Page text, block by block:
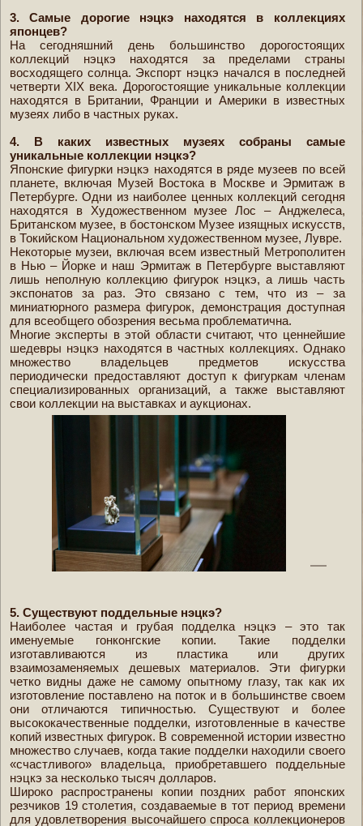
3. Самые дорогие нэцкэ находятся в коллекциях
японцев?
На сегодняшний день большинство дорогостоящих
коллекций нэцкэ находятся за пределами страны
восходящего солнца. Экспорт нэцкэ начался в последней
четверти XIX века. Дорогостоящие уникальные коллекции
находятся в Британии, Франции и Америки в известных
музеях либо в частных руках.
4. В каких известных музеях собраны самые
уникальные коллекции нэцкэ?
Японские фигурки нэцкэ находятся в ряде музеев по всей
планете, включая Музей Востока в Москве и Эрмитаж в
Петербурге. Одни из наиболее ценных коллекций сегодня
находятся в Художественном музее Лос – Анджелеса,
Британском музее, в бостонском Музее изящных искусств,
в Токийском Национальном художественном музее, Лувре.
Некоторые музеи, включая всем известный Метрополитен
в Нью – Йорке и наш Эрмитаж в Петербурге выставляют
лишь неполную коллекцию фигурок нэцкэ, а лишь часть
экспонатов за раз. Это связано с тем, что из – за
миниатюрного размера фигурок, демонстрация доступная
для всеобщего обозрения весьма проблематична.
Многие эксперты в этой области считают, что ценнейшие
шедевры нэцкэ находятся в частных коллекциях. Однако
множество владельцев предметов искусства
периодически предоставляют доступ к фигуркам членам
специализированных организаций, а также выставляют
свои коллекции на выставках и аукционах.
5. Существуют поддельные нэцкэ?
Наиболее частая и грубая подделка нэцкэ – это так
именуемые гонконгские копии. Такие подделки
изготавливаются из пластика или других
взаимозаменяемых дешевых материалов. Эти фигурки
четко видны даже не самому опытному глазу, так как их
изготовление поставлено на поток и в большинстве своем
они отличаются типичностью. Существуют и более
высококачественные подделки, изготовленные в качестве
копий известных фигурок. В современной истории известно
множество случаев, когда такие подделки находили своего
«счастливого» владельца, приобретавшего поддельные
нэцкэ за несколько тысяч долларов.
Широко распространены копии поздних работ японских
резчиков 19 столетия, создаваемые в тот период времени
для удовлетворения высочайшего спроса коллекционеров